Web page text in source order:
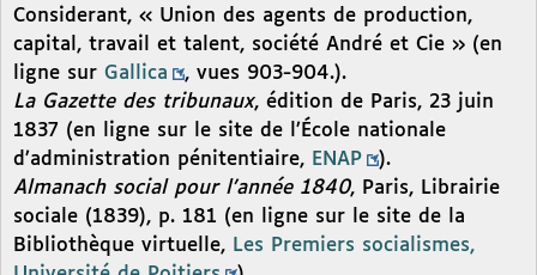
Considerant, « Union des agents de production,
capital, travail et talent, société André et Cie » (en
ligne sur Gallica
, vues 903-904.).
La Gazette des tribunaux, édition de Paris, 23 juin
1837 (en ligne sur le site de l’École nationale
d’administration pénitentiaire, ENAP
).
Almanach social pour l’année 1840, Paris, Librairie
sociale (1839), p. 181 (en ligne sur le site de la
Bibliothèque virtuelle, Les Premiers socialismes,